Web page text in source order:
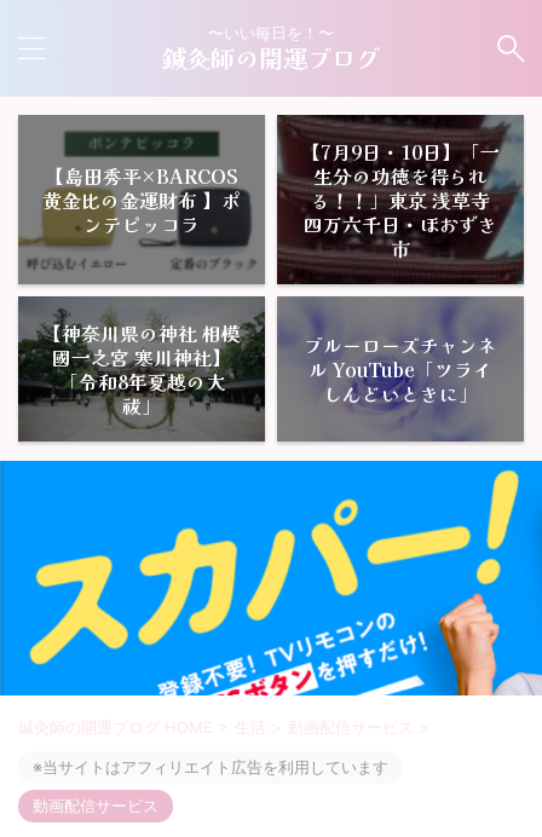
〜いい毎日を！〜
鍼灸師の開運ブログ
【島田秀平×BARCOS
黄金比の金運財布 】ポ
ンテピッコラ
【7月9日・10日】「一
生分の功徳を得られ
る！！」東京 浅草寺
四万六千日・ほおずき
市
【神奈川県の神社 相模
國一之宮 寒川神社】
「令和8年夏越の大
祓」
ブルーローズチャンネ
ル YouTube「ツライ
しんどいときに」
鍼灸師の開運ブログ HOME > 生活 > 動画配信サービス >
※当サイトはアフィリエイト広告を利用しています
動画配信サービス